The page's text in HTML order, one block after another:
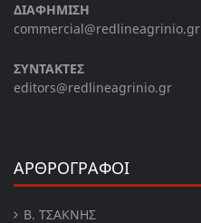
ΔΙΑΦΗΜΙΣΗ
commercial@redlineagrinio.gr
ΣΥΝΤΑΚΤΕΣ
editors@redlineagrinio.gr
ΑΡΘΡΟΓΡΑΦΟΙ
Β. ΤΣΆΚΝΗΣ